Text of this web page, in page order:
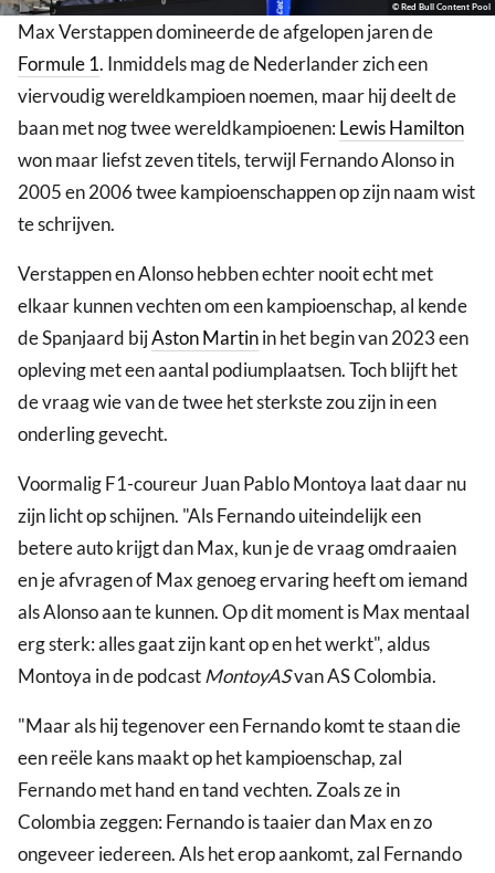
© Red Bull Content Pool
Max Verstappen domineerde de afgelopen jaren de
Formule 1. Inmiddels mag de Nederlander zich een
viervoudig wereldkampioen noemen, maar hij deelt de
baan met nog twee wereldkampioenen: Lewis Hamilton
won maar liefst zeven titels, terwijl Fernando Alonso in
2005 en 2006 twee kampioenschappen op zijn naam wist
te schrijven.
Verstappen en Alonso hebben echter nooit echt met
elkaar kunnen vechten om een kampioenschap, al kende
de Spanjaard bijAston Martinin het begin van 2023 een
opleving met een aantal podiumplaatsen. Toch blijft het
de vraag wie van de twee het sterkste zou zijn in een
onderling gevecht.
Voormalig F1-coureur Juan Pablo Montoya laat daar nu
zijn licht op schijnen. "Als Fernando uiteindelijk een
betere auto krijgt dan Max, kun je de vraag omdraaien
en je afvragen of Max genoeg ervaring heeft om iemand
als Alonso aan te kunnen. Op dit moment is Max mentaal
erg sterk: alles gaat zijn kant op en het werkt", aldus
Montoya in de podcastMontoyASvan AS Colombia.
"Maar als hij tegenover een Fernando komt te staan die
een reële kans maakt op het kampioenschap, zal
Fernando met hand en tand vechten. Zoals ze in
Colombia zeggen: Fernando is taaier dan Max en zo
ongeveer iedereen. Als het erop aankomt, zal Fernando